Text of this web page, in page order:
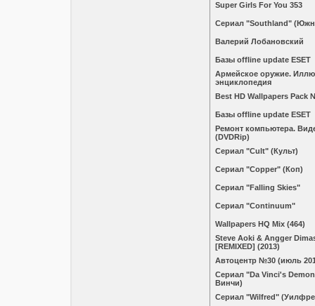
Super Girls For You 353
Сериал "Southland"
Валерий Лобановский
Базы offline update ESET
Армейское оружие.
энциклопедия
Best HD Wallpapers Pack
Базы offline update ESET
Ремонт компьютера.
(DVDRip)
Сериал "Cult" (Культ)
Сериал "Copper" (Коп)
Сериал "Falling Skies"
Сериал "Continuum"
Wallpapers HQ Mix (464)
Steve Aoki & Angger
[REMIXED] (2013)
Автоцентр №30 (июль
Сериал "Da Vinci's
Винчи)
Сериал "Wilfred"